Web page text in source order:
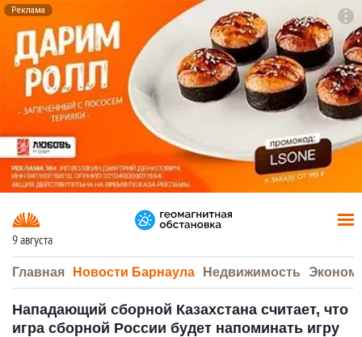
Реклама
9 августа
Главная Новости Барнаула Недвижимость
Нападающий сборной Казахстана считает, что
игра сборной России будет напоминать игру